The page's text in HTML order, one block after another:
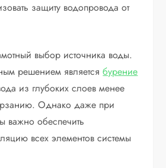
защиту водопровода от
выбор источника воды.
решением являетсябурение
из глубоких слоев менее
Однако даже при
важно обеспечить
всех элементов системы